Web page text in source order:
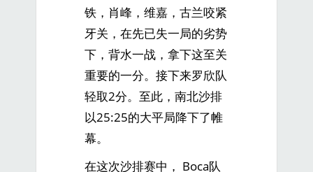
铁，肖峰，维嘉，古兰咬紧
牙关，在先已失一局的劣势
下，背水一战，拿下这至关
重要的一分。接下来罗欣队
轻取2分。至此，南北沙排
以25:25的大平局降下了帷
幕。
在这次沙排赛中， Boca队